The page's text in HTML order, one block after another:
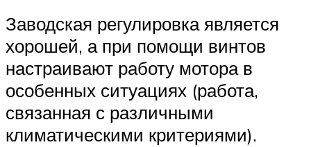
Заводская регулировка является
хорошей, а при помощи винтов
настраивают работу мотора в
особенных ситуациях (работа,
связанная с различными
климатическими критериями).